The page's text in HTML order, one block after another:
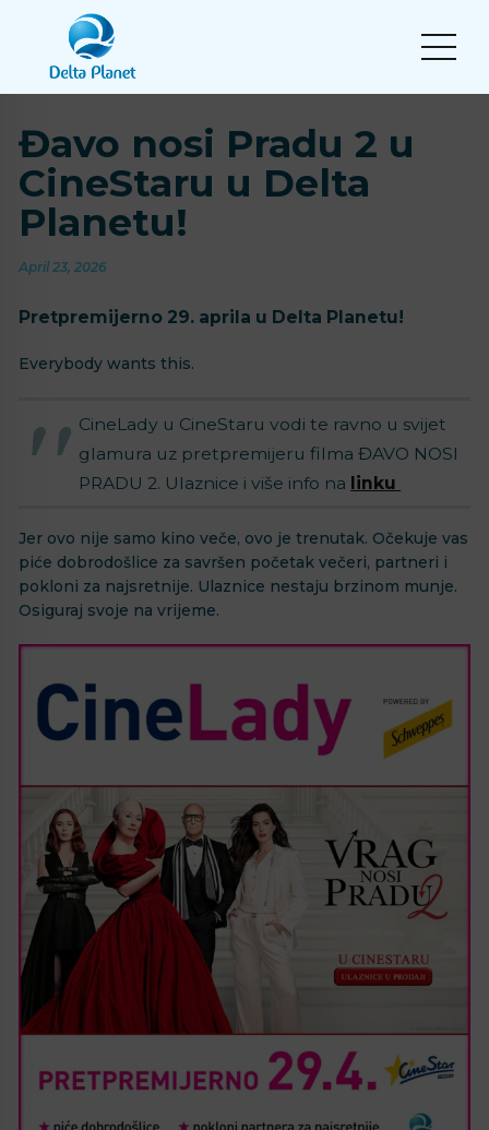
Đavo nosi Pradu 2 u
CineStaru u Delta
Planetu!
April 23, 2026
Pretpremijerno 29. aprila u Delta Planetu!
Everybody wants this.
CineLady u CineStaru vodi te ravno u svijet
glamura uz pretpremijeru filma ĐAVO NOSI
PRADU 2. Ulaznice i više info na linku
Jer ovo nije samo kino veče, ovo je trenutak. Očekuje vas
piće dobrodošlice za savršen početak večeri, partneri i
pokloni za najsretnije. Ulaznice nestaju brzinom munje.
Osiguraj svoje na vrijeme.